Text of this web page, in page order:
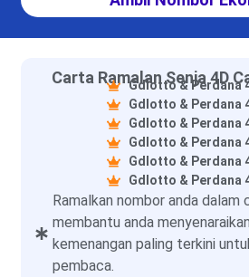
Carta Ramalan Senja 4D
Gdlotto & Perdana
Gdlotto & Perdana
Gdlotto & Perdana
Gdlotto & Perdana
Gdlotto & Perdana
Gdlotto & Perdana
Ramalkan nombor anda dalam
membantu anda
kemenangan paling terkini
pembaca.